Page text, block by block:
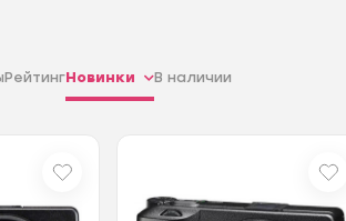
РейтингНовинки В наличии